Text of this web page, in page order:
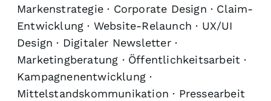
Markenstrategie · Corporate Design · Claim-
Entwicklung · Website-Relaunch · UX/UI
Design · Digitaler Newsletter ·
Marketingberatung · Öffentlichkeitsarbeit ·
Kampagnenentwicklung ·
Mittelstandskommunikation · Pressearbeit